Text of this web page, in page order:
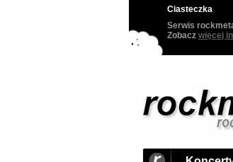
Ciasteczka
Serwis
Zobacz więcej